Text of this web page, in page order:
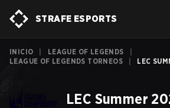
STRAFE ESPORTS
INICIO LEAGUE OF LEGENDS
LEAGUE OF LEGENDS TORNEOS
LEC
LEC Summer